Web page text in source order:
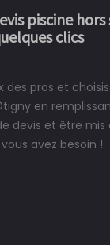
piscine
clics
des pros et
en
devis et être mis
avez besoin !